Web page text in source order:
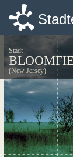
Stadt
(New Jersey)